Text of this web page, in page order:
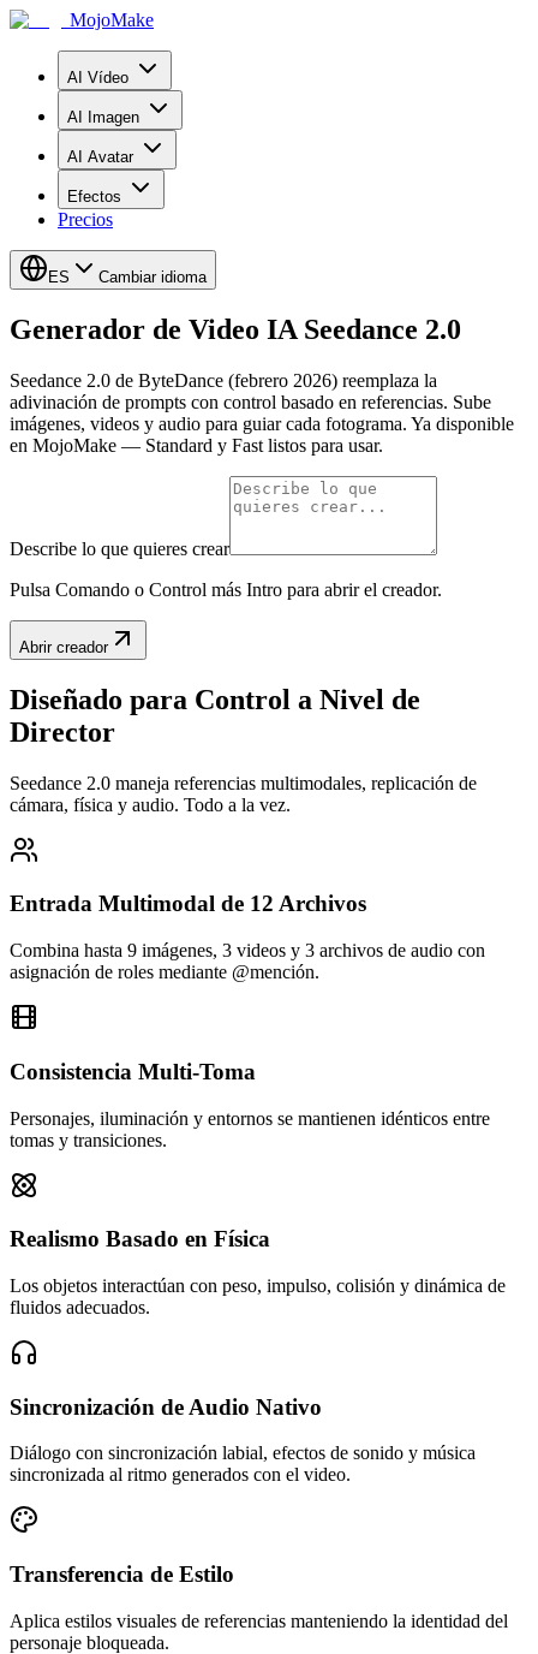
MojoMake
AI Vídeo
AI Imagen
AI Avatar
Efectos
Precios
ES Cambiar idioma
Generador de Video IA Seedance 2.0
Seedance 2.0 de ByteDance (febrero 2026) reemplaza la
adivinación de prompts con control basado en referencias. Sube
imágenes, videos y audio para guiar cada fotograma. Ya disponible
en MojoMake — Standard y Fast listos para usar.
Describe lo que quieres crear
Pulsa Comando o Control más Intro para abrir el creador.
Abrir creador
Diseñado para Control a Nivel de
Director
Seedance 2.0 maneja referencias multimodales, replicación de
cámara, física y audio. Todo a la vez.
Entrada Multimodal de 12 Archivos
Combina hasta 9 imágenes, 3 videos y 3 archivos de audio con
asignación de roles mediante @mención.
Consistencia Multi-Toma
Personajes, iluminación y entornos se mantienen idénticos entre
tomas y transiciones.
Realismo Basado en Física
Los objetos interactúan con peso, impulso, colisión y dinámica de
fluidos adecuados.
Sincronización de Audio Nativo
Diálogo con sincronización labial, efectos de sonido y música
sincronizada al ritmo generados con el video.
Transferencia de Estilo
Aplica estilos visuales de referencias manteniendo la identidad del
personaje bloqueada.